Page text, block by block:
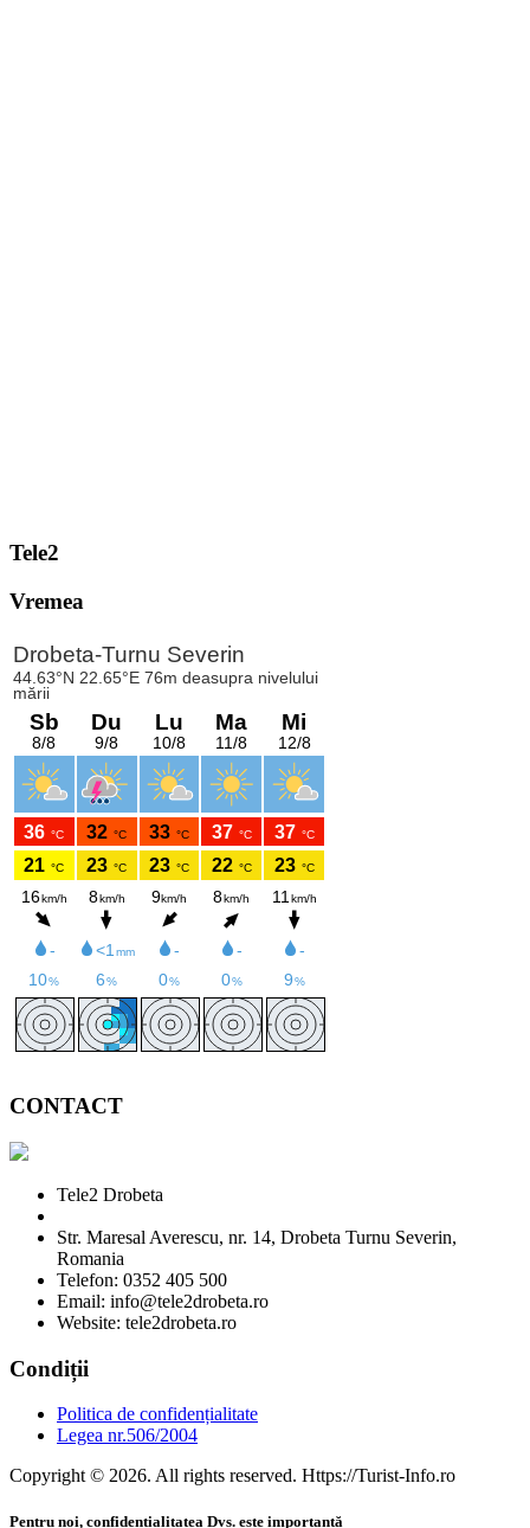
Tele2
Vremea
CONTACT
Tele2 Drobeta
Str. Maresal Averescu, nr. 14, Drobeta Turnu Severin,
Romania
Telefon: 0352 405 500
Email: info@tele2drobeta.ro
Website: tele2drobeta.ro
Condiții
Politica de confidențialitate
Legea nr.506/2004
Copyright © 2026. All rights reserved. Https://Turist-Info.ro
Pentru noi, confidențialitatea Dvs. este importantă